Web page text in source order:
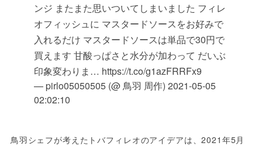
ンジ またまた思いついてしまいました フィレ
オフィッシュに マスタードソースをお好みで
入れるだけ マスタードソースは単品で30円で
買えます 甘酸っぱさと水分が加わって だいぶ
印象変わりま… https://t.co/g1azFRRFx9
— pirlo05050505 (@ 鳥羽 周作) 2021-05-05
02:02:10
鳥羽シェフが考えたトバフィレオのアイデアは、2021年5月